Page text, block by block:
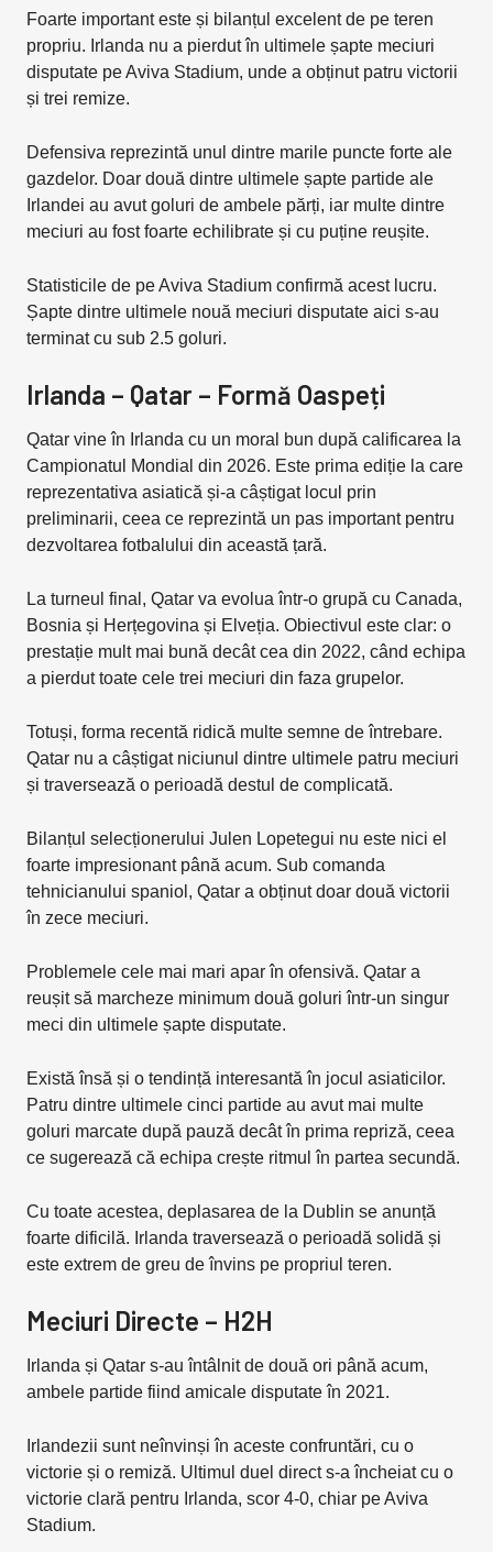
Foarte important este și bilanțul excelent de pe teren
propriu. Irlanda nu a pierdut în ultimele șapte meciuri
disputate pe Aviva Stadium, unde a obținut patru victorii
și trei remize.
Defensiva reprezintă unul dintre marile puncte forte ale
gazdelor. Doar două dintre ultimele șapte partide ale
Irlandei au avut goluri de ambele părți, iar multe dintre
meciuri au fost foarte echilibrate și cu puține reușite.
Statisticile de pe Aviva Stadium confirmă acest lucru.
Șapte dintre ultimele nouă meciuri disputate aici s-au
terminat cu sub 2.5 goluri.
Irlanda – Qatar – Formă Oaspeți
Qatar vine în Irlanda cu un moral bun după calificarea la
Campionatul Mondial din 2026. Este prima ediție la care
reprezentativa asiatică și-a câștigat locul prin
preliminarii, ceea ce reprezintă un pas important pentru
dezvoltarea fotbalului din această țară.
La turneul final, Qatar va evolua într-o grupă cu Canada,
Bosnia și Herțegovina și Elveția. Obiectivul este clar: o
prestație mult mai bună decât cea din 2022, când echipa
a pierdut toate cele trei meciuri din faza grupelor.
Totuși, forma recentă ridică multe semne de întrebare.
Qatar nu a câștigat niciunul dintre ultimele patru meciuri
și traversează o perioadă destul de complicată.
Bilanțul selecționerului Julen Lopetegui nu este nici el
foarte impresionant până acum. Sub comanda
tehnicianului spaniol, Qatar a obținut doar două victorii
în zece meciuri.
Problemele cele mai mari apar în ofensivă. Qatar a
reușit să marcheze minimum două goluri într-un singur
meci din ultimele șapte disputate.
Există însă și o tendință interesantă în jocul asiaticilor.
Patru dintre ultimele cinci partide au avut mai multe
goluri marcate după pauză decât în prima repriză, ceea
ce sugerează că echipa crește ritmul în partea secundă.
Cu toate acestea, deplasarea de la Dublin se anunță
foarte dificilă. Irlanda traversează o perioadă solidă și
este extrem de greu de învins pe propriul teren.
Meciuri Directe – H2H
Irlanda și Qatar s-au întâlnit de două ori până acum,
ambele partide fiind amicale disputate în 2021.
Irlandezii sunt neînvinși în aceste confruntări, cu o
victorie și o remiză. Ultimul duel direct s-a încheiat cu o
victorie clară pentru Irlanda, scor 4-0, chiar pe Aviva
Stadium.